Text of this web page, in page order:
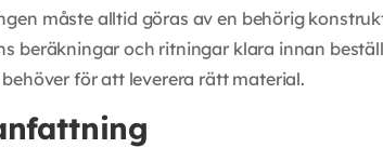
måste alltid göras av en behörig
beräkningar och ritningar klara innan
för att leverera rätt material.